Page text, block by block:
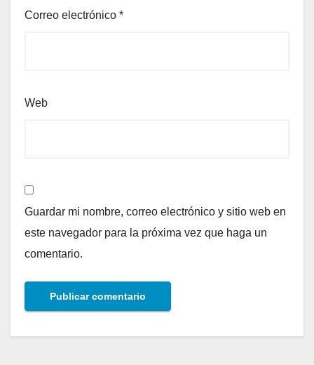
Correo electrónico *
Web
Guardar mi nombre, correo electrónico y sitio web en
este navegador para la próxima vez que haga un
comentario.